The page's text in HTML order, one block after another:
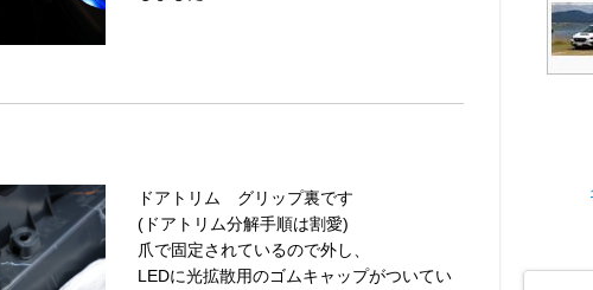
ドアトリム グリップ裏です
(ドアトリム分解手順は割愛)
爪で固定されているので外し、
LEDに光拡散用のゴムキャップがついてい